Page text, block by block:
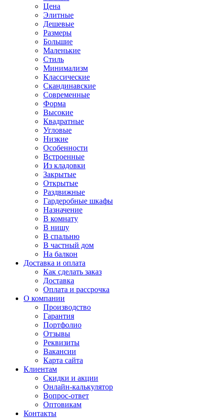
Цена
Элитные
Дешевые
Размеры
Большие
Маленькие
Стиль
Минимализм
Классические
Скандинавские
Современные
Форма
Высокие
Квадратные
Угловые
Низкие
Особенности
Встроенные
Из кладовки
Закрытые
Открытые
Раздвижные
Гардеробные шкафы
Назначение
В комнату
В нишу
В спальню
В частный дом
На балкон
Доставка и оплата
Как сделать заказ
Доставка
Оплата и рассрочка
О компании
Производство
Гарантия
Портфолио
Отзывы
Реквизиты
Вакансии
Карта сайта
Клиентам
Скидки и акции
Онлайн-калькулятор
Вопрос-ответ
Оптовикам
Контакты